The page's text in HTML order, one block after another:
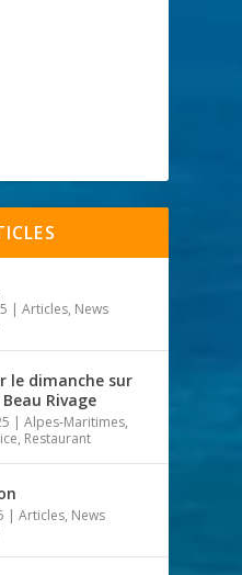
|Articles, News
le dimanche sur
Rivage
|Alpes-Maritimes,
, Restaurant
|Articles, News